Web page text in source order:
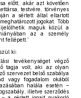
előtt, akár azt követően
testvére, törvényes
a sértett által eltartott
meghatározott jogokat. Több
maguk közül a
az a személy
fellépett.”
ki:
tevékenységet végző
tagja volt, aki az olyan
szervezet belső szabálya
vagy fogadalom okából
halála esetén –
illetve szerződés